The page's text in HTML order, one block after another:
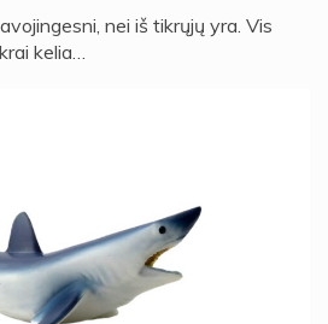
nei iš tikrųjų yra. Vis
kelia…